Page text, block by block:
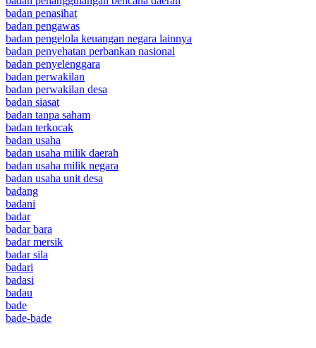
badan penasihat
badan pengawas
badan pengelola keuangan negara lainnya
badan penyehatan perbankan nasional
badan penyelenggara
badan perwakilan
badan perwakilan desa
badan siasat
badan tanpa saham
badan terkocak
badan usaha
badan usaha milik daerah
badan usaha milik negara
badan usaha unit desa
badang
badani
badar
badar bara
badar mersik
badar sila
badari
badasi
badau
bade
bade-bade